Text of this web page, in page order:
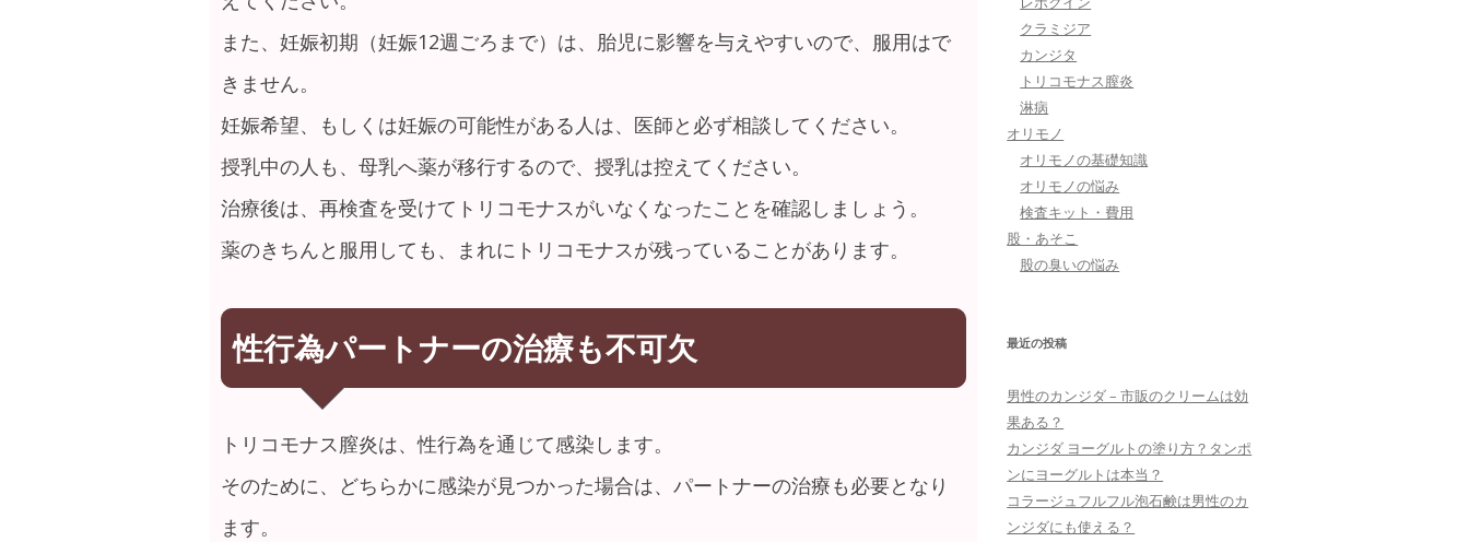
また、妊娠初期（妊娠12週ごろまで）は、胎児に影響を与えやすいので、服用はで
きません。
妊娠希望、もしくは妊娠の可能性がある人は、医師と必ず相談してください。
授乳中の人も、母乳へ薬が移行するので、授乳は控えてください。
治療後は、再検査を受けてトリコモナスがいなくなったことを確認しましょう。
薬のきちんと服用しても、まれにトリコモナスが残っていることがあります。
性行為パートナーの治療も不可欠
トリコモナス膣炎は、性行為を通じて感染します。
そのために、どちらかに感染が見つかった場合は、パートナーの治療も必要となり
ます。
クラミジア
カンジタ
トリコモナス膣炎
淋病
オリモノ
オリモノの基礎知識
オリモノの悩み
検査キット・費用
股・あそこ
股の臭いの悩み
最近の投稿
男性のカンジダ – 市販のクリームは効
果ある？
カンジダ ヨーグルトの塗り方？タンポ
ンにヨーグルトは本当？
コラージュフルフル泡石鹸は男性のカ
ンジダにも使える？